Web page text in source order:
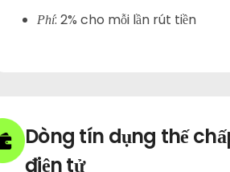
Phí: 2% cho mỗi lần rút tiền
Dòng tín dụng thế
điện tử